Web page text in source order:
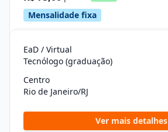
Mensalidade fixa
EaD / Virtual
Tecnólogo (graduação)
Centro
Rio de Janeiro/RJ
Ver mais detalhes